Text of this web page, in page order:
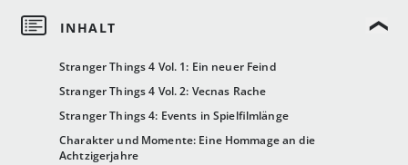
Stranger Things 4 Vol. 1: Ein neuer Feind
Stranger Things 4 Vol. 2: Vecnas Rache
Stranger Things 4: Events in Spielfilmlänge
Charakter und Momente: Eine Hommage an die
Achtzigerjahre